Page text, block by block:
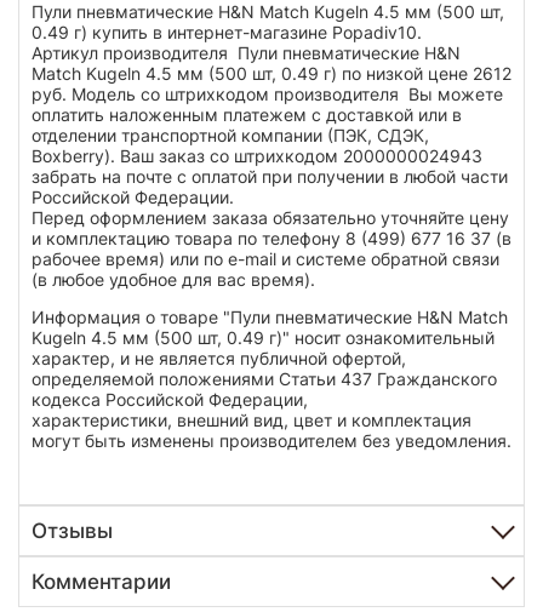
Пули пневматические H&N Match Kugeln 4.5 мм (500 шт,
0.49 г) купить в интернет-магазине Popadiv10.
Артикул производителя Пули пневматические H&N
Match Kugeln 4.5 мм (500 шт, 0.49 г) по низкой цене 2612
руб. Модель со штрихкодом производителя Вы можете
оплатить наложенным платежем с доставкой или в
отделении транспортной компании (ПЭК, СДЭК,
Boxberry). Ваш заказ со штрихкодом 2000000024943
забрать на почте с оплатой при получении в любой части
Российской Федерации.
Перед оформлением заказа обязательно уточняйте цену
и комплектацию товара по телефону 8 (499) 677 16 37 (в
рабочее время) или по e-mail и системе обратной связи
(в любое удобное для вас время).
Информация о товаре "Пули пневматические H&N Match
Kugeln 4.5 мм (500 шт, 0.49 г)" носит ознакомительный
характер, и не является публичной офертой,
определяемой положениями Статьи 437 Гражданского
кодекса Российской Федерации,
характеристики, внешний вид, цвет и комплектация
могут быть изменены производителем без уведомления.
Отзывы
Комментарии